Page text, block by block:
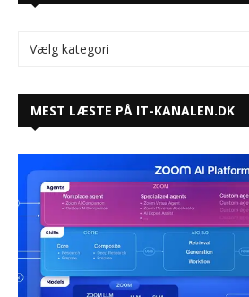
MEST LÆSTE PÅ IT-KANALEN.DK